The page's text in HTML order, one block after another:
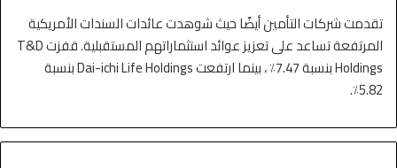
تقدمت شركات التأمين أيضًا حيث شوهدت عائدات السندات الأمريكية
المرتفعة تساعد على تعزيز عوائد استثماراتهم المستقبلية. قفزت T&D
Holdings بنسبة 7.47٪ ، بينما ارتفعت Dai-ichi Life Holdings بنسبة
5.82٪.